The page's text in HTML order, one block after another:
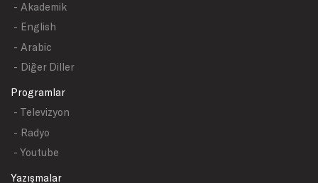
- Akademik
- English
- Arabic
- Diğer Diller
Programlar
- Televizyon
- Radyo
- Youtube
Yazışmalar